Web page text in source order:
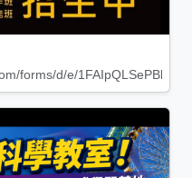
forms/d/e/